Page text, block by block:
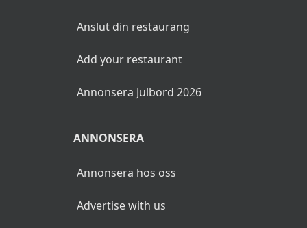
Anslut din restaurang
Add your restaurant
Annonsera Julbord 2026
ANNONSERA
Annonsera hos oss
Advertise with us